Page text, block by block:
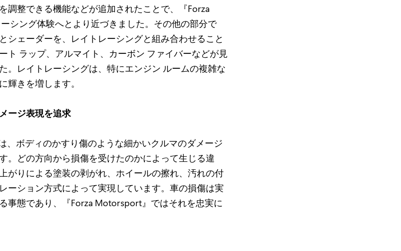
調整できる機能などが追加されたことで、『Forza
シング体験へとより近づきました。その他の部分で
シェーダーを、レイトレーシングと組み合わせること
ト ラップ、アルマイト、カーボン ファイバーなどが見
。レイトレーシングは、特にエンジン ルームの複雑な
輝きを増します。
ージ表現を追求
、ボディのかすり傷のような細かいクルマのダメージ
。どの方向から損傷を受けたのかによって生じる違
がりによる塗装の剥がれ、ホイールの擦れ、汚れの付
ーション方式によって実現しています。車の損傷は実
事態であり、『Forza Motorsport』ではそれを忠実に